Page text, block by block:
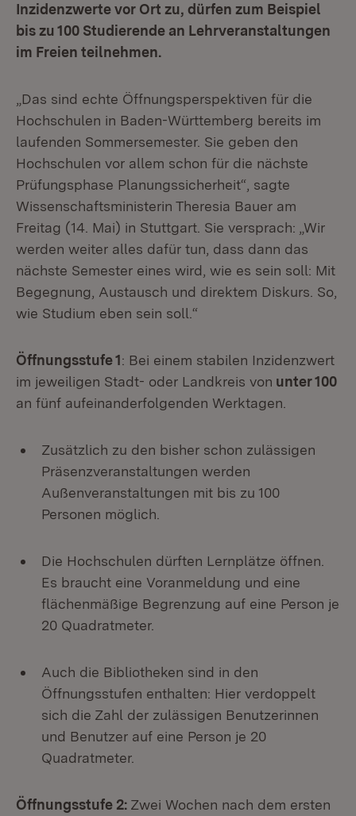
Inzidenzwerte vor Ort zu, dürfen zum Beispiel
bis zu 100 Studierende an Lehrveranstaltungen
im Freien teilnehmen.
„Das sind echte Öffnungsperspektiven für die
Hochschulen in Baden-Württemberg bereits im
laufenden Sommersemester. Sie geben den
Hochschulen vor allem schon für die nächste
Prüfungsphase Planungssicherheit“, sagte
Wissenschaftsministerin Theresia Bauer am
Freitag (14. Mai) in Stuttgart. Sie versprach: „Wir
werden weiter alles dafür tun, dass dann das
nächste Semester eines wird, wie es sein soll: Mit
Begegnung, Austausch und direktem Diskurs. So,
wie Studium eben sein soll.“
Öffnungsstufe 1: Bei einem stabilen Inzidenzwert
im jeweiligen Stadt- oder Landkreis von unter 100
an fünf aufeinanderfolgenden Werktagen.
Zusätzlich zu den bisher schon zulässigen
Präsenzveranstaltungen werden
Außenveranstaltungen mit bis zu 100
Personen möglich.
Die Hochschulen dürften Lernplätze öffnen.
Es braucht eine Voranmeldung und eine
flächenmäßige Begrenzung auf eine Person je
20 Quadratmeter.
Auch die Bibliotheken sind in den
Öffnungsstufen enthalten: Hier verdoppelt
sich die Zahl der zulässigen Benutzerinnen
und Benutzer auf eine Person je 20
Quadratmeter.
Öffnungsstufe 2: Zwei Wochen nach dem ersten